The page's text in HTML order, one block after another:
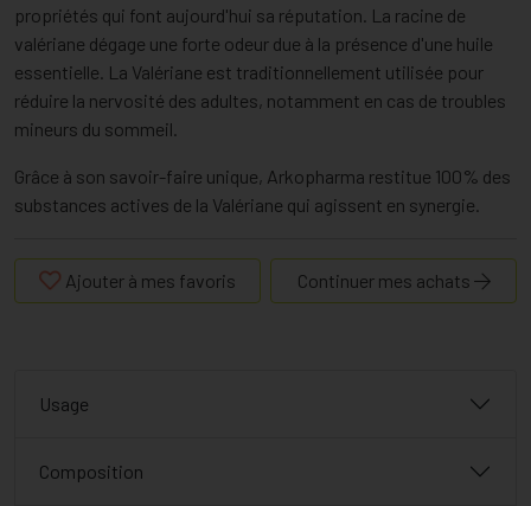
propriétés qui font aujourd'hui sa réputation. La racine de
valériane dégage une forte odeur due à la présence d'une huile
essentielle. La Valériane est traditionnellement utilisée pour
réduire la nervosité des adultes, notamment en cas de troubles
mineurs du sommeil.
Grâce à son savoir-faire unique, Arkopharma restitue 100% des
substances actives de la Valériane qui agissent en synergie.
Ajouter à mes favoris Continuer mes achats
Usage
Composition